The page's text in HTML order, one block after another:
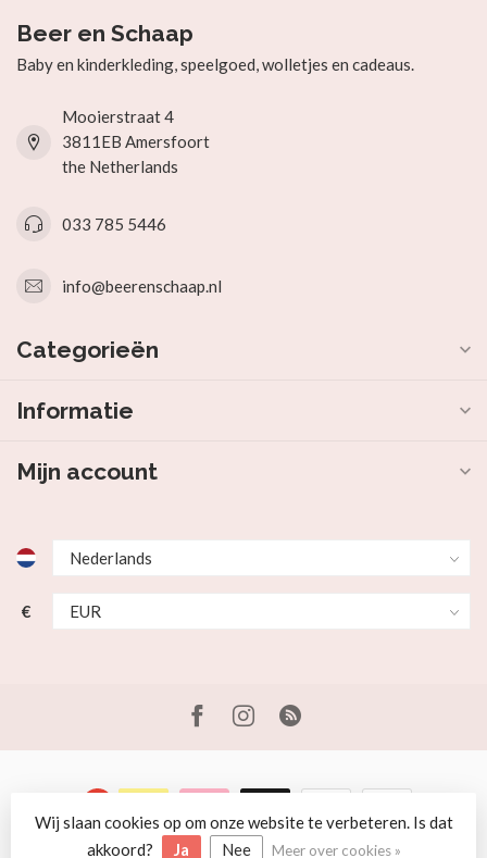
Beer en Schaap
Baby en kinderkleding, speelgoed, wolletjes en cadeaus.
Mooierstraat 4
3811EB Amersfoort
the Netherlands
033 785 5446
info@beerenschaap.nl
Categorieën
Informatie
Mijn account
€
© Copyright 2026 Beer en Schaap
Wij slaan cookies op om onze website te verbeteren. Is dat
akkoord?
Ja Nee Meer over cookies »